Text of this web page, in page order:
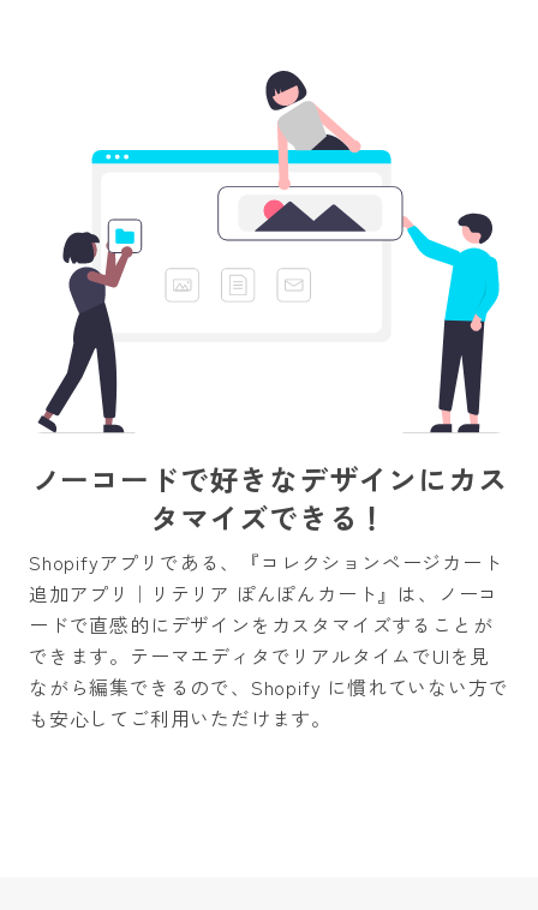
ノーコードで好きなデザインにカス
タマイズできる！
Shopifyアプリである、『コレクションページカート
追加アプリ｜リテリア ぽんぽんカート』は、ノーコ
ードで直感的にデザインをカスタマイズすることが
できます。テーマエディタでリアルタイムでUIを見
ながら編集できるので、Shopify に慣れていない方で
も安心してご利用いただけます。